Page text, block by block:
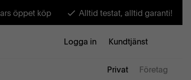
öppet köp Alltid testat, alltid garanti!
Logga in Kundtjänst
Privat Företag